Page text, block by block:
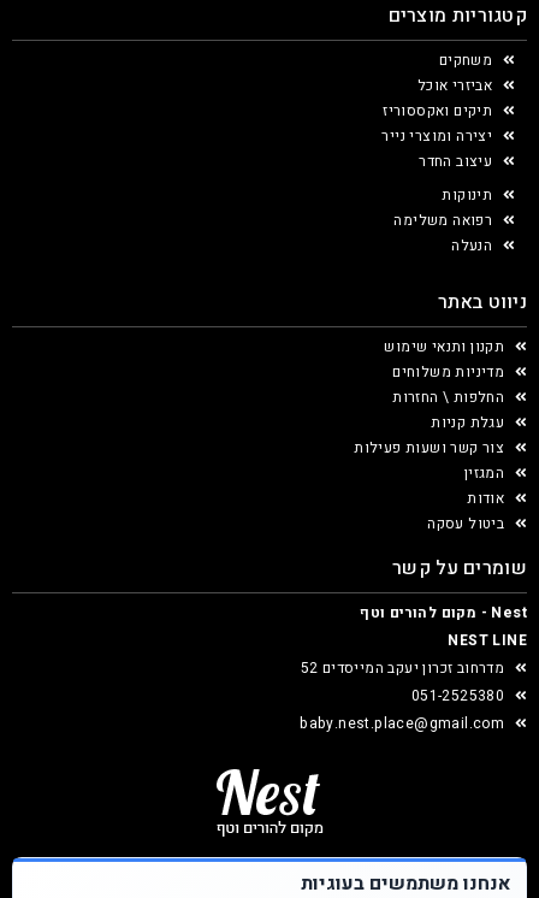
קטגוריות מוצרים
משחקים
אביזרי אוכל
תיקים ואקססוריז
יצירה ומוצרי נייר
עיצוב החדר
תינוקות
רפואה משלימה
הנעלה
ניווט באתר
תקנון ותנאי שימוש
מדיניות משלוחים
החלפות \ החזרות
עגלת קניות
צור קשר ושעות פעילות
המגזין
אודות
ביטול עסקה
שומרים על קשר
Nest - מקום להורים וטף
NEST LINE
מדרחוב זכרון יעקב המייסדים 52
051-2525380
baby.nest.place@gmail.com
אנחנו משתמשים בעוגיות